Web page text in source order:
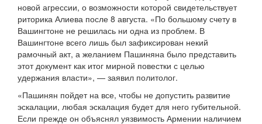
новой агрессии, о возможности которой свидетельствует
риторика Алиева после 8 августа. «По большому счету в
Вашингтоне не решилась ни одна из проблем. В
Вашингтоне всего лишь был зафиксирован некий
рамочный акт, а желанием Пашиняна было представить
этот документ как итог мирной повестки с целью
удержания власти», — заявил политолог.
«Пашинян пойдет на все, чтобы не допустить развитие
эскалации, любая эскалация будет для него губительной.
Если прежде он объяснял уязвимость Армении наличием